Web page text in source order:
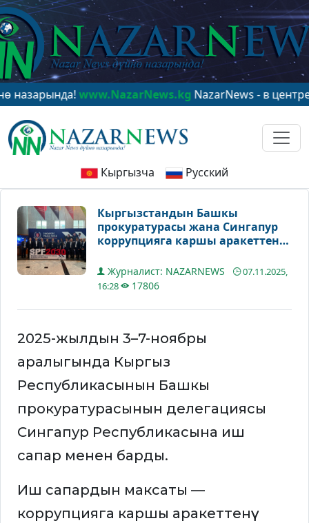
www.NazarNews.kgNazarNews - в центре
Кыргызча Русский
Кыргызстандын Башкы
прокуратурасы жана Сингапур
коррупцияга каршы аракеттенүү
кеңейтүүдө
Журналист: NAZARNEWS
07.11.2025,
16:28
17806
2025-жылдын 3–7-ноябры
аралыгында Кыргыз
Республикасынын Башкы
прокуратурасынын делегациясы
Сингапур Республикасына иш
сапар менен барды.
Иш сапардын максаты —
коррупцияга каршы аракеттенүү